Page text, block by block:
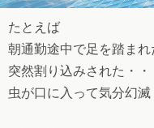
たとえば
朝通勤途中で足を踏まれ
突然割り込みされた・・
虫が口に入って気分幻滅